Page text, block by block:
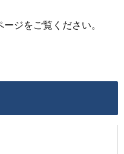
ジをご覧ください。